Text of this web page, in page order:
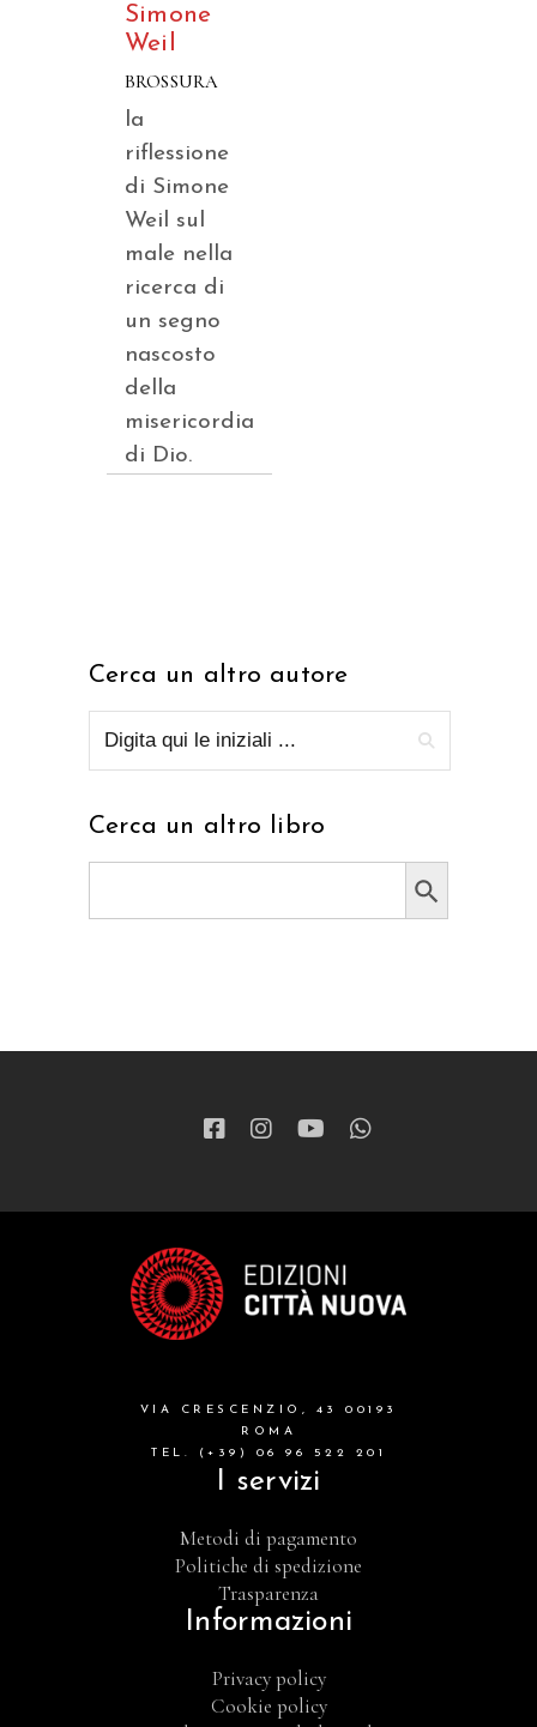
Simone
Weil
BROSSURA
la
riflessione
di Simone
Weil sul
male nella
ricerca di
un segno
nascosto
della
misericordia
di Dio.
Cerca un altro autore
Cerca un altro libro
Search Button
VIA CRESCENZIO, 43 00193
ROMA
TEL. (+39) 06 96 522 201
I servizi
Metodi di pagamento
Politiche di spedizione
Trasparenza
Informazioni
Privacy policy
Cookie policy